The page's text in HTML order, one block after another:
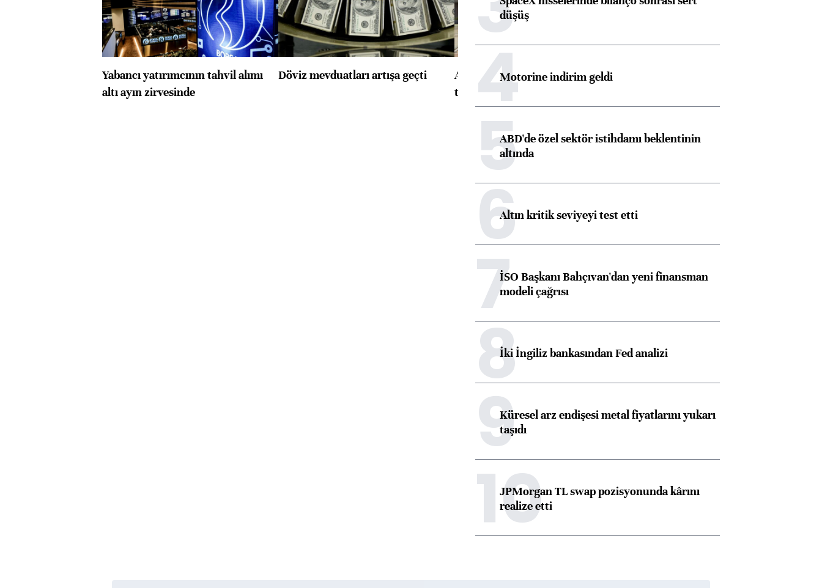
Yabancı yatırımcının tahvil alımı
altı ayın zirvesinde
Döviz mevduatları artışa geçti
ABD'de konut başlangıçları
toparlandı
düşüş
4Motorine indirim geldi
5ABD'de özel sektör istihdamı beklentinin
altında
6Altın kritik seviyeyi test etti
7İSO Başkanı Bahçıvan'dan yeni finansman
modeli çağrısı
8İki İngiliz bankasından Fed analizi
9Küresel arz endişesi metal fiyatlarını yukarı
taşıdı
10
JPMorgan TL swap pozisyonunda kârını
realize etti